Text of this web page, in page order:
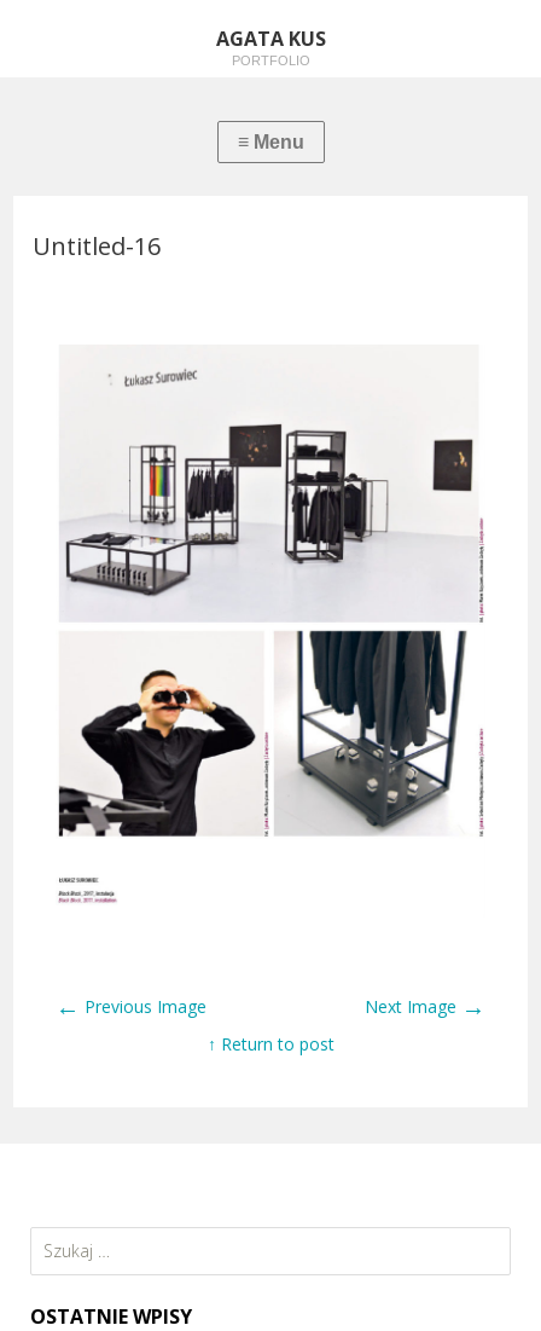
AGATA KUS
PORTFOLIO
Untitled-16
← Previous Image Next Image →
↑ Return to post
Szukaj:
OSTATNIE WPISY